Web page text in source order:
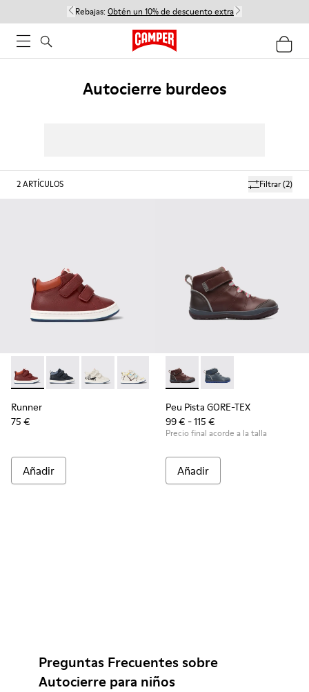
Rebajas: Obtén un 10% de descuento extra
Autocierre burdeos
Filtrar(2)
2ARTÍCULOS
Runner - K900337-002 - Sneakers burdeos de piel para niños
Runner - K900337-005
Runner - K900337-004
Runner - K900337-003
Runner - K900337-001
Runner
75 €
Añadir
Peu Pista GORE-TEX -
Peu Pista GORE-TEX
Peu Pista GORE-TEX
99 € - 115 €
Precio final acorde a la talla
Añadir
Preguntas Frecuentes sobre
Autocierre para niños